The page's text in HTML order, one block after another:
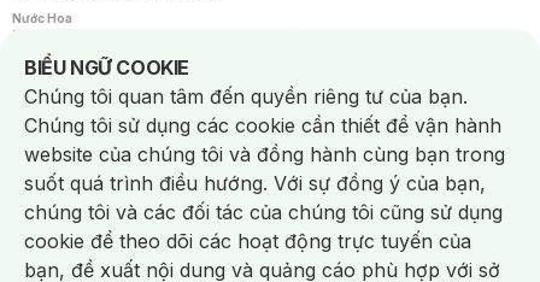
Nước Hoa
Nước Hoa Nữ
Chăm Sóc Cá Nhân
Chống Muỗi /Khẩu Trang /Máy Massage/Mặt Nạ Xông Hơi /Nước Rửa Tay/
Sản Phẩm Chăm Sóc Khác /Bàn Chải Đánh Răng /Bàn Chải Điện/
Hỗ Trợ Trắng Răng/Kem Đánh Răng /Máy Tăm Nước/ Nước Súc Miệng/
Tăm / Chỉ Nha Khoa/ Xịt Thơm Miệng / Dung Dịch Vệ Sinh/Dưỡng Vùng Kín/
Khăn Ướt Vệ Sinh Vùng Kín/Băng Vệ Sinh/Tampon/Bọt Cạo Râu /Dao Cạo Râu/
Máy Cạo Râu
Vấn Đề Về Da
Da Dầu / Lỗ Chân Lông To/ Da Khô / Mất Nước/ Da Lão Hóa/ Da Mụn/
Da Nhạy Cảm / Kích Ứng
Da Xỉn Màu Thâm / Nám / Tàn Nhang
Quầng Thâm & Bọng Mắt /Sẹo /Viêm Da Cơ Địa
Dụng Cụ / Phụ Kiện Chăm Sóc Da
BIỂU NGỮ COOKIE
Notice about cookies usage
Chúng tôi quan tâm đến quyền riêng tư của bạn.
Chúng tôi sử dụng các cookie cần thiết để vận hành
website của chúng tôi và đồng hành cùng bạn trong
suốt quá trình điều hướng. Với sự đồng ý của bạn,
chúng tôi và các đối tác của chúng tôi cũng sử dụng
cookie để theo dõi các hoạt động trực tuyến của
bạn, đề xuất nội dung và quảng cáo phù hợp với sở